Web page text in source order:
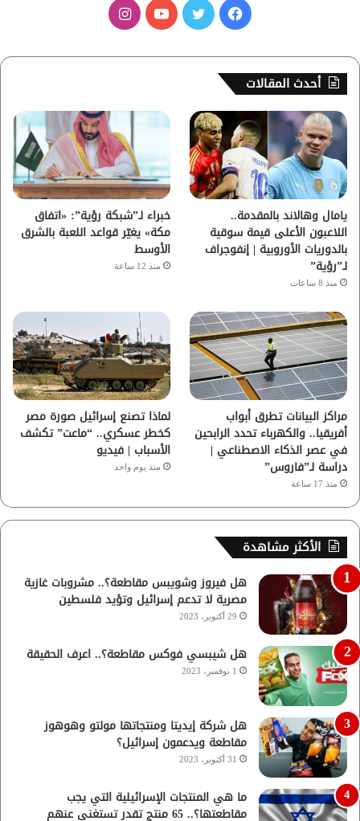
س
ب
و
ك
ي
ب
ت
ق
ر
ا
م
أحدث المقالات
يامال وهالاند بالمقدمة..
اللاعبون الأعلى قيمة سوقية
بالدوريات الأوروبية | إنفوجراف
لـ”رؤية”
منذ 8 ساعات
خبراء لـ”شبكة رؤية”: «اتفاق
مكة» يغيّر قواعد اللعبة بالشرق
الأوسط
منذ 12 ساعة
مراكز البيانات تطرق أبواب
أفريقيا.. والكهرباء تحدد الرابحين
في عصر الذكاء الاصطناعي |
دراسة لـ”فاروس”
منذ 17 ساعة
لماذا تصنع إسرائيل صورة مصر
كخطر عسكري.. “ماعت” تكشف
الأسباب | فيديو
منذ يوم واحد
الأكثر مشاهدة
هل فيروز وشويبس مقاطعة؟.. مشروبات غازية
مصرية لا تدعم إسرائيل وتؤيد فلسطين
29 أكتوبر، 2023
هل شيبسي فوكس مقاطعة؟.. اعرف الحقيقة
1 نوفمبر، 2023
هل شركة إيديتا ومنتجاتها مولتو وهوهوز
مقاطعة ويدعمون إسرائيل؟
31 أكتوبر، 2023
ما هي المنتجات الإسرائيلية التي يجب
مقاطعتها؟.. 65 منتج تقدر تستغنى عنهم